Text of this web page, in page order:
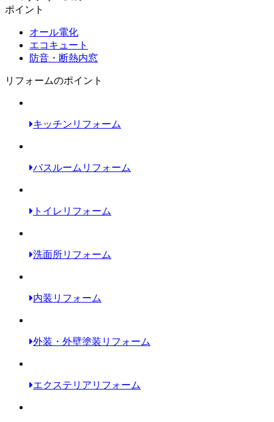
ポイント
オール電化
エコキュート
防音・断熱内窓
リフォームのポイント
キッチンリフォーム
バスルームリフォーム
トイレリフォーム
洗面所リフォーム
内装リフォーム
外装・外壁塗装リフォーム
エクステリアリフォーム